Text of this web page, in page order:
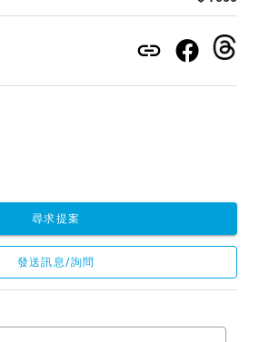
尋求提案
發送訊息/詢問